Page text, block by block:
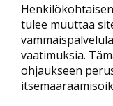
tulee muuttaa
vaatimuksia.
ohjaukseen